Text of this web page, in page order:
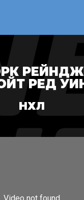
РЕД
НХЛ